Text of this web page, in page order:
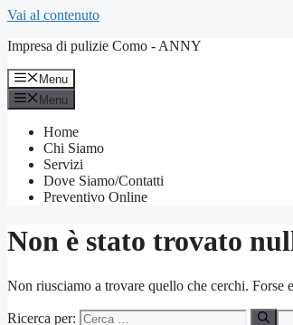
Vai al contenuto
Impresa di pulizie Como - ANNY
Menu
Menu
Home
Chi Siamo
Servizi
Dove Siamo/Contatti
Preventivo Online
Non è stato trovato
Non riusciamo a trovare quello che cerchi. Forse
Ricerca per: